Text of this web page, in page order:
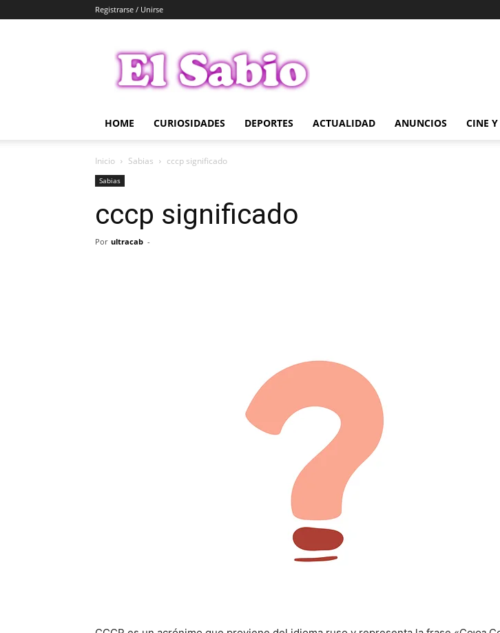
Registrarse / Unirse
Sabio
HOME CURIOSIDADES DEPORTES ACTUALIDAD ANUNCIOS CINE
Inicio Sabias cccp significado
Sabias
cccp significado
Por ultracab -